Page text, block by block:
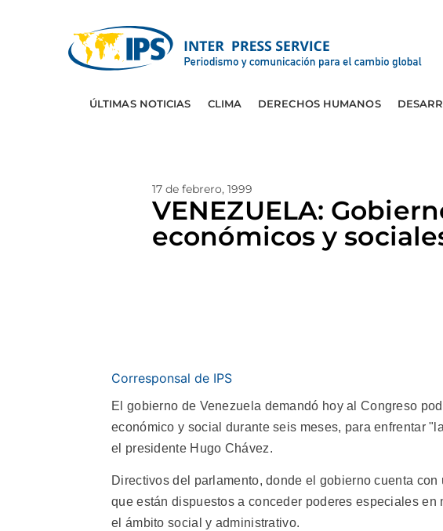
ÚLTIMAS NOTICIAS CLIMA DERECHOS HUMANOS
17 de febrero, 1999
VENEZUELA:
económicos y
Corresponsal de IPS
El gobierno de Venezuela demandó hoy al Congreso
económico y social durante seis meses, para enfrentar
el presidente Hugo Chávez.
Directivos del parlamento, donde el gobierno cuenta
que están dispuestos a conceder poderes especiales
el ámbito social y administrativo.